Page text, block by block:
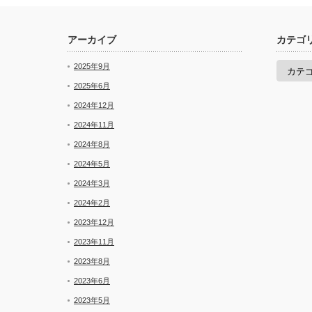
アーカイブ
2025年9月
2025年6月
2024年12月
2024年11月
2024年8月
2024年5月
2024年3月
2024年2月
2023年12月
2023年11月
2023年8月
2023年6月
2023年5月
カテゴ
カ